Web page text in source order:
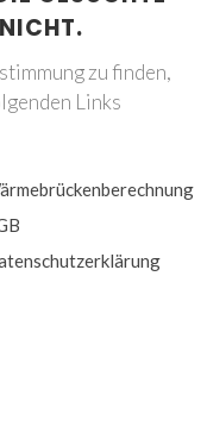
zu finden,
Links